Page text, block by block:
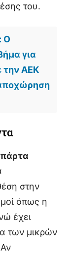
του.
Ο
για
την ΑΕΚ
στην
όπως η
έχει
των μικρών